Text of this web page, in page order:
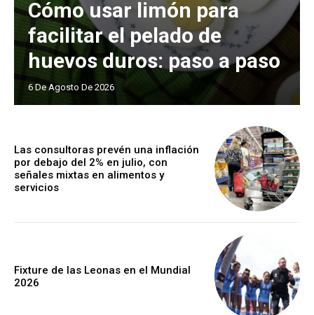
Cómo usar limón para
facilitar el pelado de
huevos duros: paso a paso
6 De Agosto De 2026
Las consultoras prevén una inflación
por debajo del 2% en julio, con
señales mixtas en alimentos y
servicios
Fixture de las Leonas en el Mundial
2026